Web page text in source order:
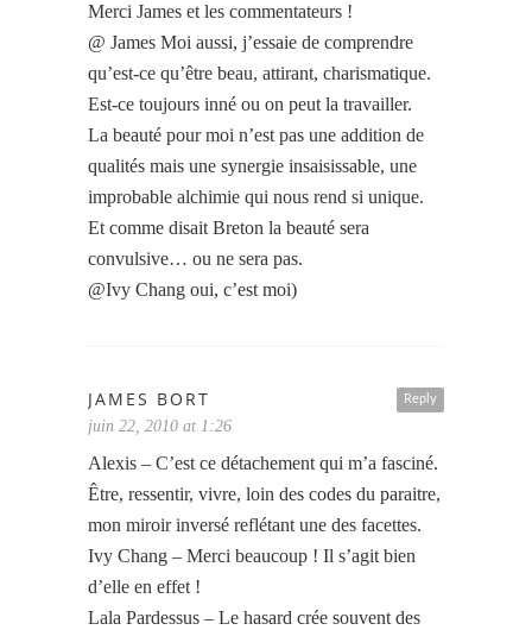
Merci James et les commentateurs !
@ James Moi aussi, j’essaie de comprendre
qu’est-ce qu’être beau, attirant, charismatique.
Est-ce toujours inné ou on peut la travailler.
La beauté pour moi n’est pas une addition de
qualités mais une synergie insaisissable, une
improbable alchimie qui nous rend si unique.
Et comme disait Breton la beauté sera
convulsive… ou ne sera pas.
@Ivy Chang oui, c’est moi)
Reply
JAMES BORT
juin 22, 2010 at 1:26
Alexis – C’est ce détachement qui m’a fasciné.
Être, ressentir, vivre, loin des codes du paraitre,
mon miroir inversé reflétant une des facettes.
Ivy Chang – Merci beaucoup ! Il s’agit bien
d’elle en effet !
Lala Pardessus – Le hasard crée souvent des